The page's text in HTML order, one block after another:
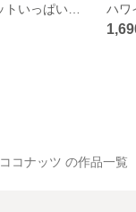
ココナッツ の作品一覧